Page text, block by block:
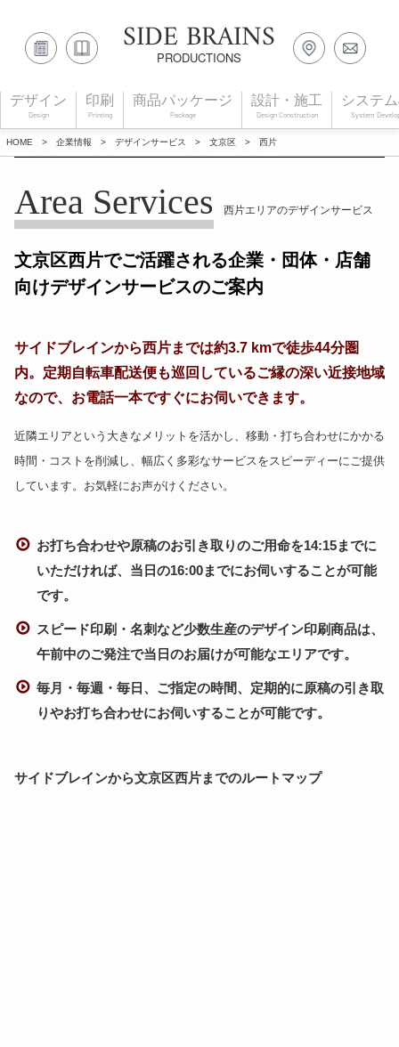
SIDE BRAINS
PRODUCTIONS
デザイン
Design
印刷
Printing
商品パッケージ
Package
設計・施工
Design Construction
システ
System
HOME > 企業情報 > デザインサービス > 文京区 > 西片
Area Services 西片エリアのデザインサービス
文京区西片でご活躍される企業・団体・店舗
向けデザインサービスのご案内
サイドブレインから西片までは約3.7 kmで徒歩44分圏
内。定期自転車配送便も巡回しているご縁の深い近接地域
なので、お電話一本ですぐにお伺いできます。
近隣エリアという大きなメリットを活かし、移動・打ち合わせにかかる
時間・コストを削減し、幅広く多彩なサービスをスピーディーにご提供
しています。お気軽にお声がけください。
お打ち合わせや原稿のお引き取りのご用命を14:15までに
いただければ、当日の16:00までにお伺いすることが可能
です。
スピード印刷・名刺など少数生産のデザイン印刷商品は、
午前中のご発注で当日のお届けが可能なエリアです。
毎月・毎週・毎日、ご指定の時間、定期的に原稿の引き取
りやお打ち合わせにお伺いすることが可能です。
サイドブレインから文京区西片までのルートマップ